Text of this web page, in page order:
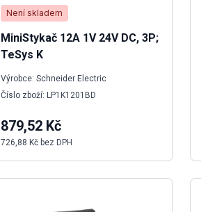
Není skladem
MiniStykač 12A 1V 24V DC, 3P;
TeSys K
Výrobce: Schneider Electric
Číslo zboží: LP1K1201BD
879,52 Kč
726,88 Kč bez DPH